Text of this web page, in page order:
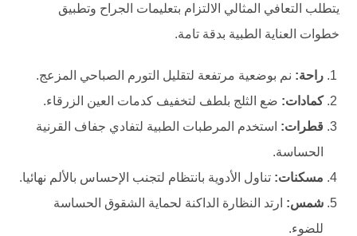
يتطلب التعافي المثالي الالتزام بتعليمات الجراح وتطبيق
خطوات العناية الطبية بدقة تامة.
راحة: نم بوضعية مرتفعة لتقليل التورم الصباحي المزعج.
كمادات: ضع الثلج بلطف لتخفيف كدمات العين الزرقاء.
قطرات: استخدم المرطبات الطبية لتفادي جفاف القرنية
الحساسة.
مسكنات: تناول الأدوية بانتظام لتجنب الإحساس بالألم نهائيا.
شمس: ارتد النظارة الداكنة لحماية الشقوق الحساسة
للضوء.